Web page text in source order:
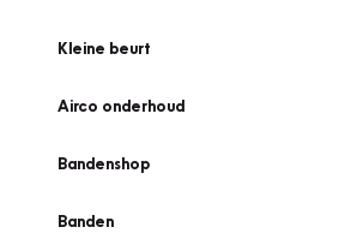
Kleine beurt
Airco onderhoud
Bandenshop
Banden